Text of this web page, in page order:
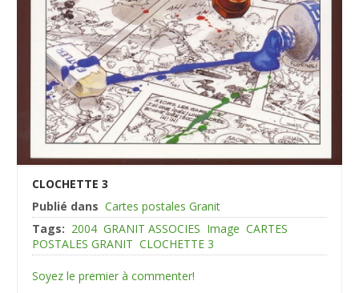
CLOCHETTE 3
Publié dans Cartes postales Granit
Tags: 2004 GRANIT ASSOCIES Image CARTES
POSTALES GRANIT CLOCHETTE 3
Soyez le premier à commenter!